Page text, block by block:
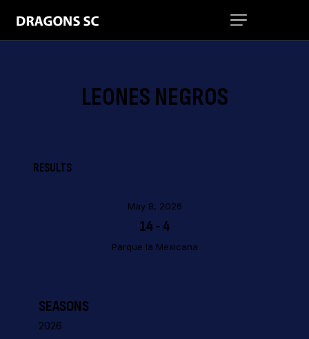
LEONES NEGROS
RESULTS
May 8, 2026
14-4
Parque la Mexicana
SEASONS
2026